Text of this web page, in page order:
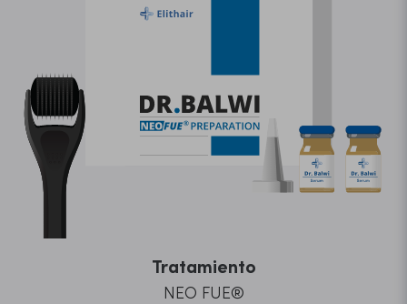
Tratamiento
NEO FUE®